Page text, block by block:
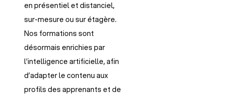
en présentiel et distanciel,
sur-mesure ou sur étagère.
Nos formations sont
désormais enrichies par
l’intelligence artificielle, afin
d’adapter le contenu aux
profils des apprenants et de